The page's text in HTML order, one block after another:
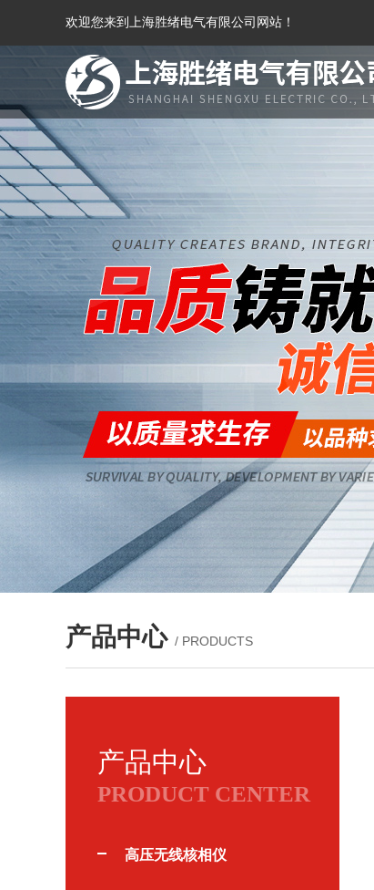
欢迎您来到上海胜绪电气有限公司网站！
产品中心 / PRODUCTS
产品中心
PRODUCT CENTER
高压无线核相仪